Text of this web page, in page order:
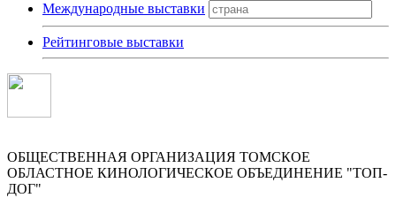
Международные выставки
Рейтинговые выставки
ОБЩЕСТВЕННАЯ ОРГАНИЗАЦИЯ ТОМСКОЕ
ОБЛАСТНОЕ КИНОЛОГИЧЕСКОЕ ОБЪЕДИНЕНИЕ "ТОП-
ДОГ"